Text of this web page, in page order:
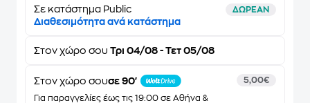
Σε κατάστημα Public ΔΩΡΕΑΝ
Διαθεσιμότητα ανά κατάστημα
Στον χώρο σου Τρι 04/08 - Τετ 05/08
Στον χώρο σουσε 90'
Για παραγγελίες έως τις 19:00 σε Αθήνα &
5,00€